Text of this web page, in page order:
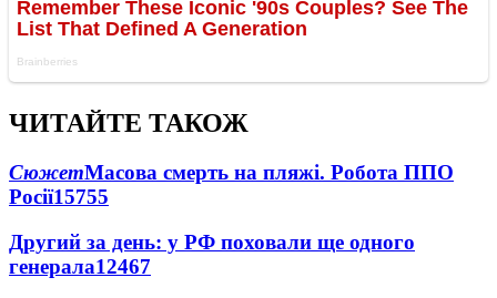
ЧИТАЙТЕ ТАКОЖ
СюжетМасова смерть на пляжі. Робота ППО
Росії15755
Другий за день: у РФ поховали ще одного
генерала12467